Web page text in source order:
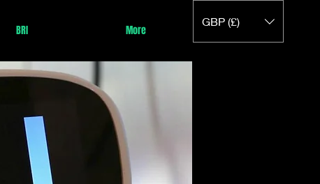
BRI More
GBP (£)